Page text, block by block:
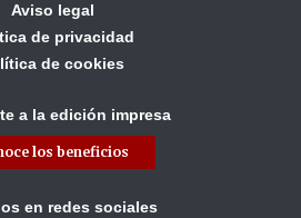
Aviso legal
de privacidad
de cookies
a la edición impresa
los beneficios
en redes sociales